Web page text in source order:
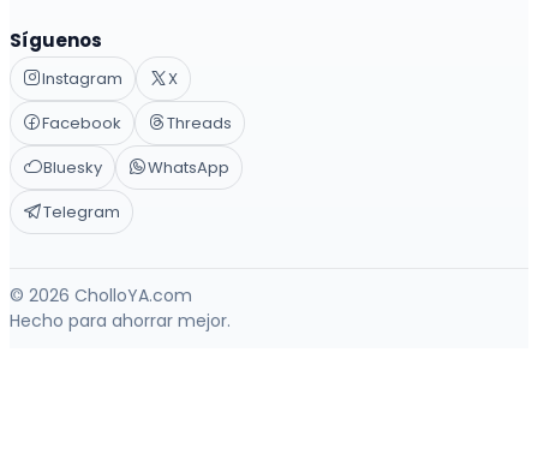
Síguenos
Instagram
X
Facebook
Threads
Bluesky
WhatsApp
Telegram
© 2026 CholloYA.com
Hecho para ahorrar mejor.